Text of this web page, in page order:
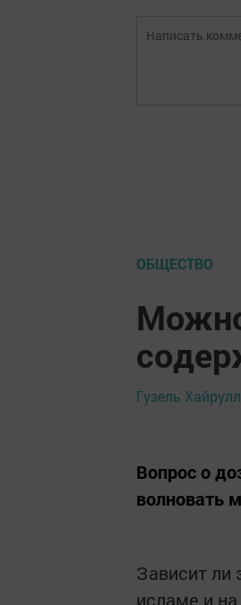
ОБЩЕСТВО
Гузель
Вопрос о
волновать
Зависит ли
исламе и